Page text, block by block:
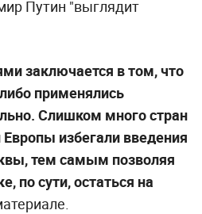
Путин "выглядит
заключается в том, что
применялись
Слишком много стран
избегали введения
тем самым позволяя
по сути, остаться на